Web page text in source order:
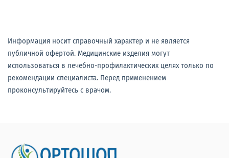
Информация носит справочный характер и не является
публичной офертой. Медицинские изделия могут
использоваться в лечебно-профилактических целях только по
рекомендации специалиста. Перед применением
проконсультируйтесь с врачом.